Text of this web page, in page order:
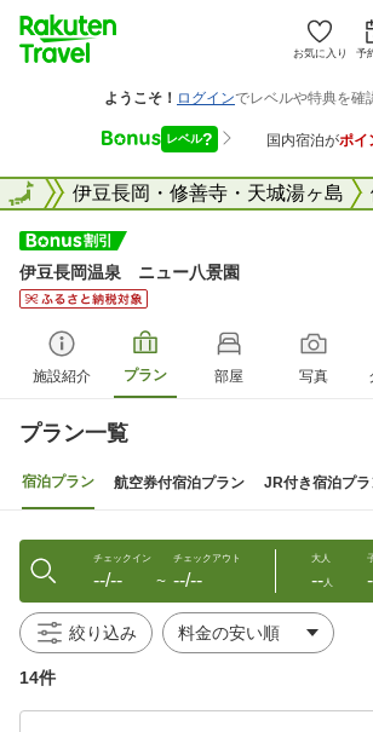
お気に入り 予
岡県 伊豆長岡・修善寺・天城湯ヶ島
全国
伊豆長岡温泉 ニュー八景園
施設紹介 プラン 部屋 写真
プラン一覧
宿泊プラン 航空券付宿泊プラン JR付き宿泊プラ
チェックイン
--/-- 〜
チェックアウト
--/--
大人
--人
絞り込み
14件